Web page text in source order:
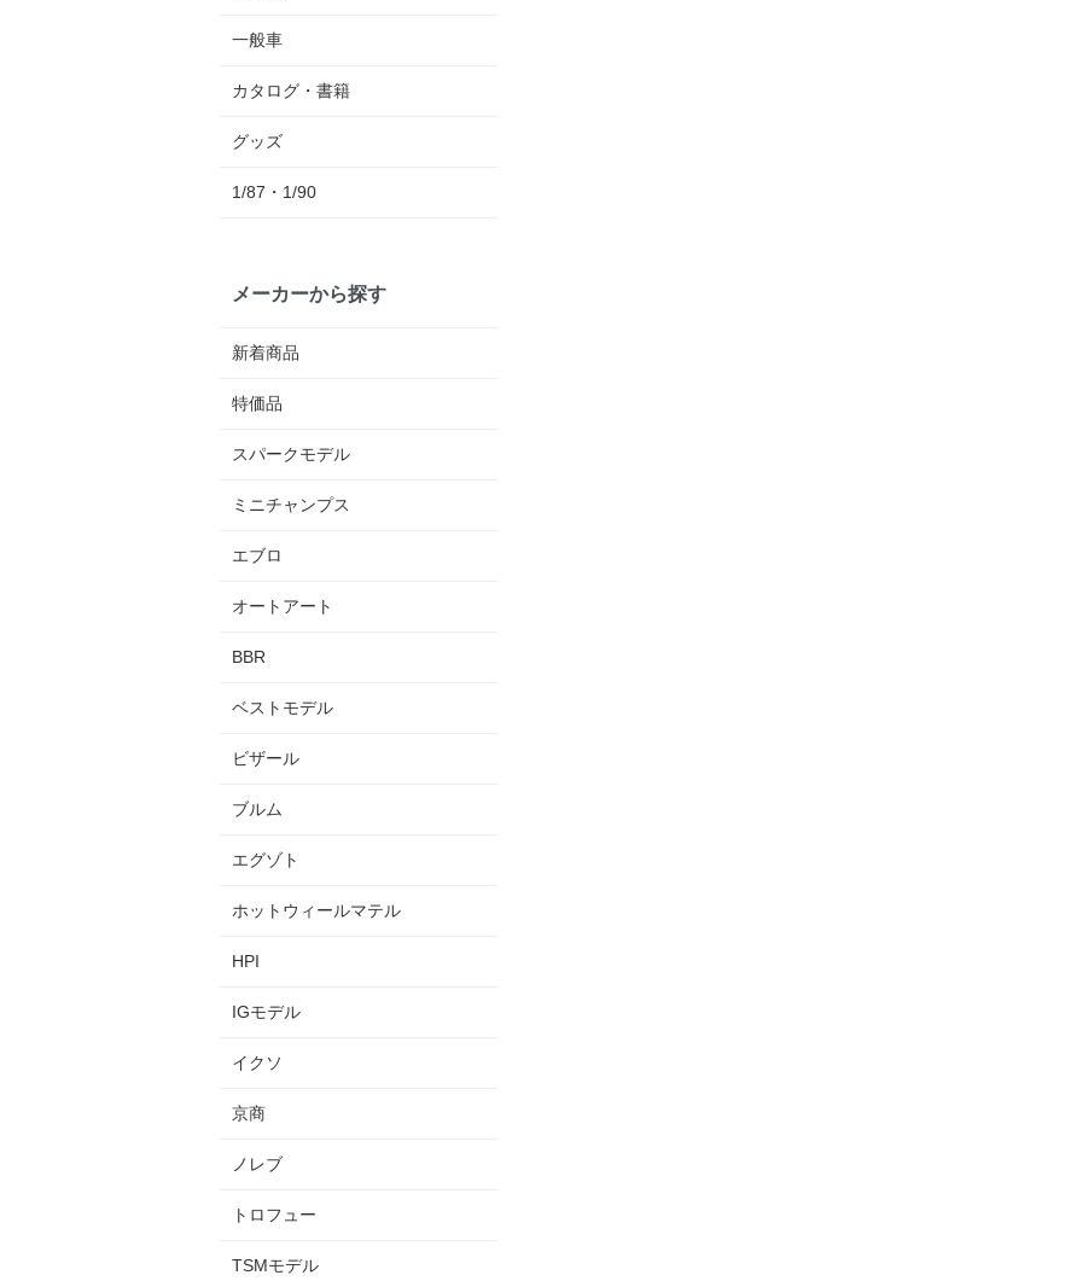
一般車
カタログ・書籍
グッズ
1/87・1/90
メーカーから探す
新着商品
特価品
スパークモデル
ミニチャンプス
エブロ
オートアート
BBR
ベストモデル
ビザール
ブルム
エグゾト
ホットウィールマテル
HPI
IGモデル
イクソ
京商
ノレブ
トロフュー
TSMモデル